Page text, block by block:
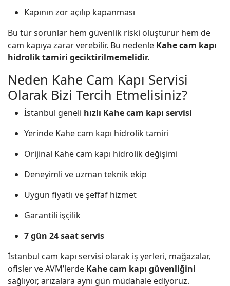
Kapının zor açılıp kapanması
Bu tür sorunlar hem güvenlik riski oluşturur hem de
cam kapıya zarar verebilir. Bu nedenle Kahe cam kapı
hidrolik tamiri geciktirilmemelidir.
Neden Kahe Cam Kapı Servisi
Olarak Bizi Tercih Etmelisiniz?
İstanbul geneli hızlı Kahe cam kapı servisi
Yerinde Kahe cam kapı hidrolik tamiri
Orijinal Kahe cam kapı hidrolik değişimi
Deneyimli ve uzman teknik ekip
Uygun fiyatlı ve şeffaf hizmet
Garantili işçilik
7 gün 24 saat servis
İstanbul cam kapı servisi olarak iş yerleri, mağazalar,
ofisler ve AVM’lerde Kahe cam kapı güvenliğini
sağlıyor, arızalara aynı gün müdahale ediyoruz.